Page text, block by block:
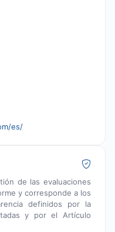
es/
de las evaluaciones
y corresponde a los
definidos por la
y por el Artículo